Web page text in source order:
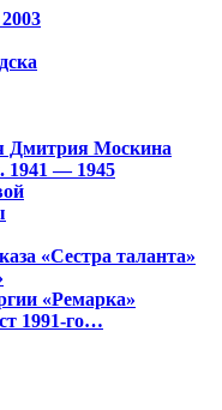
Дмитрия Москина
1941 — 1945
«Сестра таланта»
«Ремарка»
1991-го…